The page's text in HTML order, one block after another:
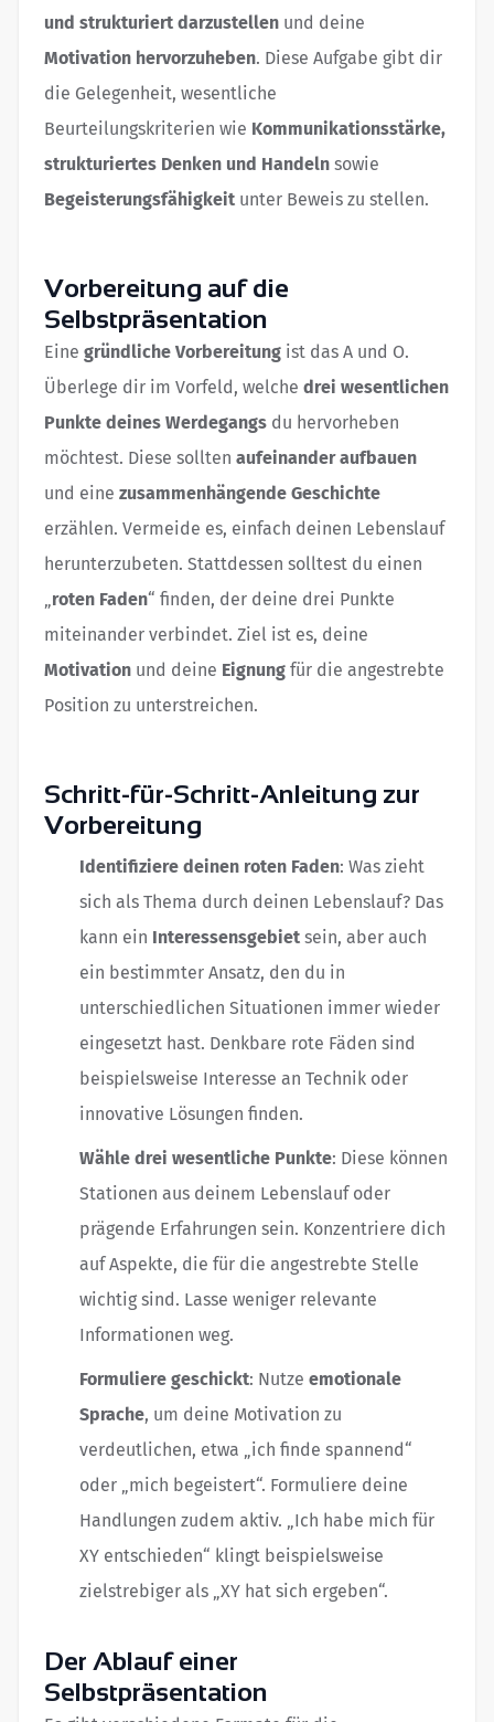
und strukturiert darzustellen und deine
Motivation hervorzuheben. Diese Aufgabe gibt dir
die Gelegenheit, wesentliche
Beurteilungskriterien wie Kommunikationsstärke,
strukturiertes Denken und Handeln sowie
Begeisterungsfähigkeit unter Beweis zu stellen.
Vorbereitung auf die
Selbstpräsentation
Eine gründliche Vorbereitung ist das A und O.
Überlege dir im Vorfeld, welche drei wesentlichen
Punkte deines Werdegangs du hervorheben
möchtest. Diese sollten aufeinander aufbauen
und eine zusammenhängende Geschichte
erzählen. Vermeide es, einfach deinen Lebenslauf
herunterzubeten. Stattdessen solltest du einen
„roten Faden“ finden, der deine drei Punkte
miteinander verbindet. Ziel ist es, deine
Motivation und deine Eignung für die angestrebte
Position zu unterstreichen.
Schritt-für-Schritt-Anleitung zur
Vorbereitung
Identifiziere deinen roten Faden: Was zieht
sich als Thema durch deinen Lebenslauf? Das
kann ein Interessensgebiet sein, aber auch
ein bestimmter Ansatz, den du in
unterschiedlichen Situationen immer wieder
eingesetzt hast. Denkbare rote Fäden sind
beispielsweise Interesse an Technik oder
innovative Lösungen finden.
Wähle drei wesentliche Punkte: Diese können
Stationen aus deinem Lebenslauf oder
prägende Erfahrungen sein. Konzentriere dich
auf Aspekte, die für die angestrebte Stelle
wichtig sind. Lasse weniger relevante
Informationen weg.
Formuliere geschickt: Nutze emotionale
Sprache, um deine Motivation zu
verdeutlichen, etwa „ich finde spannend“
oder „mich begeistert“. Formuliere deine
Handlungen zudem aktiv. „Ich habe mich für
XY entschieden“ klingt beispielsweise
zielstrebiger als „XY hat sich ergeben“.
Der Ablauf einer
Selbstpräsentation